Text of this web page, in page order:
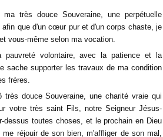
très douce Souveraine, une perpétuelle
que d'un cœur pur et d'un corps chaste, je
vous-même selon ma vocation.
pauvreté volontaire, avec la patience et la
sache supporter les travaux de ma condition
frères.
très douce Souveraine, une charité vraie qui
votre très saint Fils, notre Seigneur Jésus-
dessus toutes choses, et le prochain en Dieu
réjouir de son bien, m'affliger de son mal,